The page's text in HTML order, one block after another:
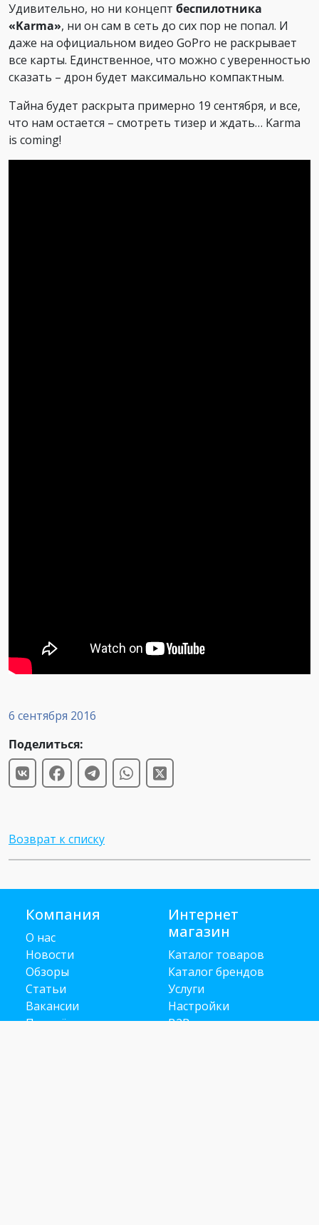
6 сентября 2016
Поделиться:
Удивительно, но ни концепт беспилотника
«Karma», ни он сам в сеть до сих пор не попал. И
даже на официальном видео GoPro не раскрывает
все карты. Единственное, что можно с уверенностью
сказать – дрон будет максимально компактным.
Тайна будет раскрыта примерно 19 сентября, и все,
что нам остается – смотреть тизер и ждать… Karma
is coming!
Возврат к списку
Компания
О нас
Новости
Обзоры
Статьи
Вакансии
Партнёрам
Интернет
магазин
Каталог товаров
Каталог брендов
Услуги
Настройки
B2B портал